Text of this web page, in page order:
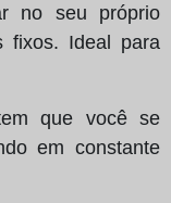
no seu próprio
fixos. Ideal para
que você se
em constante